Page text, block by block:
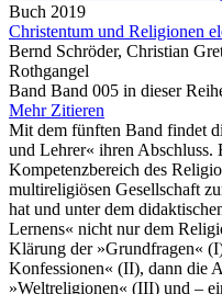
Buch 2019
Christentum und Religionen
Bernd Schröder, Christian
Rothgangel
Band Band 005 in dieser
Mehr Zitieren
Mit dem fünften Band findet
und Lehrer« ihren Abschluss.
Kompetenzbereich des
multireligiösen Gesellschaft
hat und unter dem
Lernens« nicht nur dem
Klärung der »Grundfragen«
Konfessionen« (II), dann die
»Weltreligionen« (III) und –